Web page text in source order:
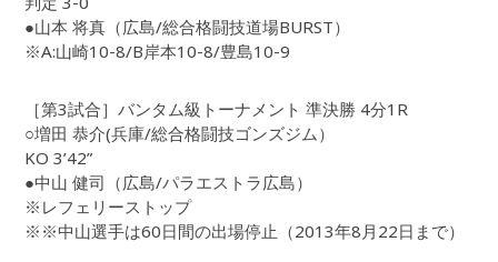
●山本 将真（広島/総合格闘技道場BURST）
※A:山崎10-8/B岸本10-8/豊島10-9
［第3試合］バンタム級トーナメント 準決勝 4分1R
○増田 恭介(兵庫/総合格闘技ゴンズジム）
KO 3’42”
●中山 健司（広島/パラエストラ広島）
※レフェリーストップ
※※中山選手は60日間の出場停止（2013年8月22日まで）